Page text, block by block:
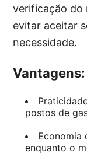
verificação do
evitar aceitar
necessidade.
Vantagens:
postos de
Economia
enquanto o